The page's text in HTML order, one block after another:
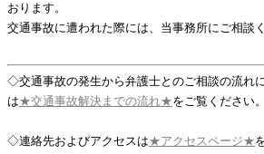
おります。
交通事故に遭われた際には、当事務所にご相談く
◇交通事故の発生から弁護士とのご相談の流れ
は★交通事故解決までの流れ★をご覧ください。
◇連絡先およびアクセスは★アクセスページ★